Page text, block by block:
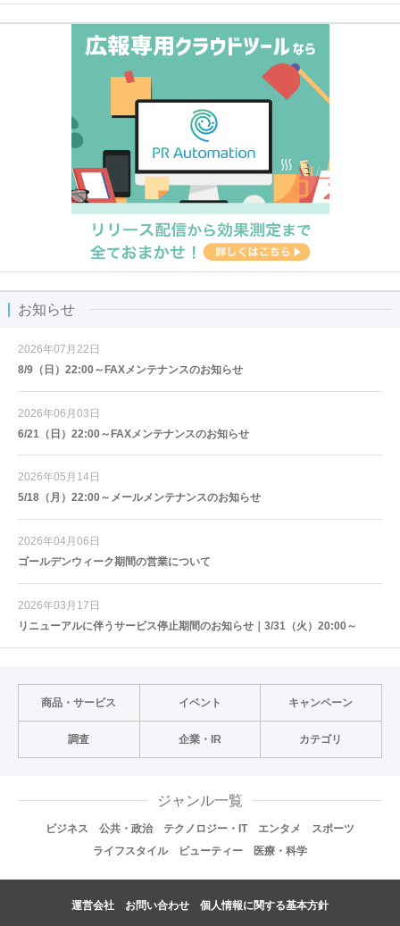
お知らせ
2026年07月22日
8/9（日）22:00～FAXメンテナンスのお知らせ
2026年06月03日
6/21（日）22:00～FAXメンテナンスのお知らせ
2026年05月14日
5/18（月）22:00～メールメンテナンスのお知らせ
2026年04月06日
ゴールデンウィーク期間の営業について
2026年03月17日
リニューアルに伴うサービス停止期間のお知らせ｜3/31（火）20:00～
商品・サービス イベント キャンペーン
調査 企業・IR カテゴリ
ジャンル一覧
ビジネス 公共・政治 テクノロジー・IT エンタメ
スポーツ
ライフスタイル
ビューティー 医療・科学
運営会社 お問い合わせ 個人情報に関する基本方針